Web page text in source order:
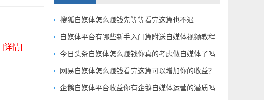
[详情]
搜狐自媒体怎么赚钱先等等看完这篇也不迟
自媒体平台有哪些新手入门篇附送自媒体视频教程
今日头条自媒体怎么赚钱你真的考虑做自媒体了吗
网易自媒体怎么赚钱看完这篇可以增加你的收益？
企鹅自媒体平台收益你有企鹅自媒体运营的潜质吗